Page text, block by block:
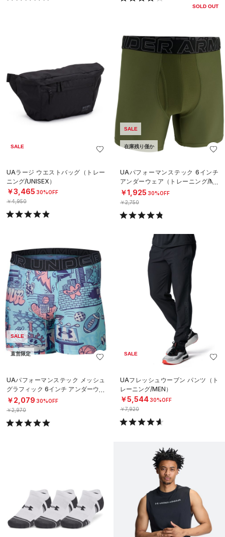
SOLD OUT
SALE
UAラージ ウエストバッグ（トレー
ニング/UNISEX）
￥3,465 30%OFF
￥4,950
SALE
在庫残り僅か
UAパフォーマンステック 6インチ
アンダーウェア（トレーニング/ME
N）
￥1,925 30%OFF
￥2,750
SALE
直営限定
UAパフォーマンステック メッシュ
グラフィック 6インチ アンダーウェ
ア（トレーニング/MEN）
￥2,079 30%OFF
￥2,970
SALE
UAフレッシュウーブン パンツ（ト
レーニング/MEN）
￥5,54430%OFF
￥7,920